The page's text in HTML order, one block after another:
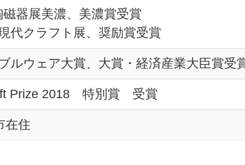
器展美濃、美濃賞受賞
代クラフト展、奨励賞受賞
ルウェア大賞、大賞・経済産業大臣賞受
Prize 2018 特別賞 受賞
在住